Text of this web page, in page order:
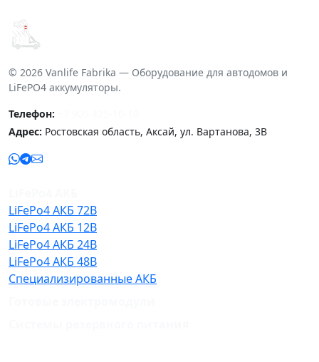
© 2026 Vanlife Fabrika — Оборудование для автодомов и
LiFePO4 аккумуляторы.
Телефон:
Адрес: Ростовская область, Аксай, ул. Вартанова, 3В
LiFePo4 АКБ 72В
LiFePo4 АКБ 12В
LiFePo4 АКБ 24В
LiFePo4 АКБ 48В
Специализированные АКБ